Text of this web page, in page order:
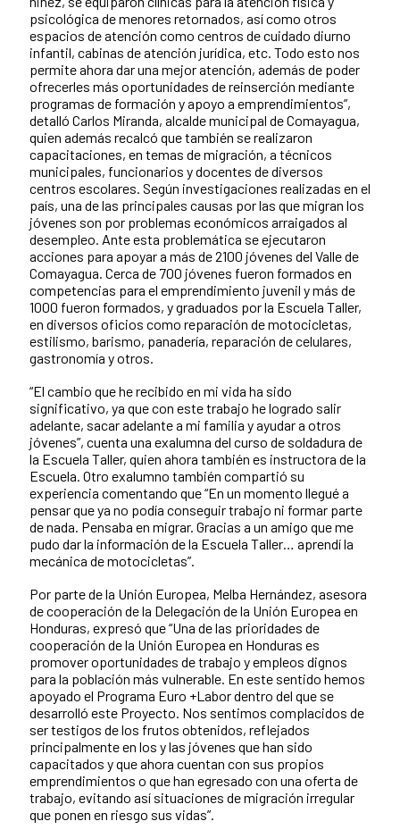
psicológica de menores retornados, así como otros
espacios de atención como centros de cuidado diurno
infantil, cabinas de atención jurídica, etc. Todo esto nos
permite ahora dar una mejor atención, además de poder
ofrecerles más oportunidades de reinserción mediante
programas de formación y apoyo a emprendimientos”,
detalló Carlos Miranda, alcalde municipal de Comayagua,
quien además recalcó que también se realizaron
capacitaciones, en temas de migración, a técnicos
municipales, funcionarios y docentes de diversos
centros escolares. Según investigaciones realizadas en el
país, una de las principales causas por las que migran los
jóvenes son por problemas económicos arraigados al
desempleo. Ante esta problemática se ejecutaron
acciones para apoyar a más de 2100 jóvenes del Valle de
Comayagua. Cerca de 700 jóvenes fueron formados en
competencias para el emprendimiento juvenil y más de
1000 fueron formados, y graduados por la Escuela Taller,
en diversos oficios como reparación de motocicletas,
estilismo, barismo, panadería, reparación de celulares,
gastronomía y otros.
“El cambio que he recibido en mi vida ha sido
significativo, ya que con este trabajo he logrado salir
adelante, sacar adelante a mi familia y ayudar a otros
jóvenes”, cuenta una exalumna del curso de soldadura de
la Escuela Taller, quien ahora también es instructora de la
Escuela. Otro exalumno también compartió su
experiencia comentando que “En un momento llegué a
pensar que ya no podía conseguir trabajo ni formar parte
de nada. Pensaba en migrar. Gracias a un amigo que me
pudo dar la información de la Escuela Taller… aprendí la
mecánica de motocicletas”.
Por parte de la Unión Europea, Melba Hernández, asesora
de cooperación de la Delegación de la Unión Europea en
Honduras, expresó que “Una de las prioridades de
cooperación de la Unión Europea en Honduras es
promover oportunidades de trabajo y empleos dignos
para la población más vulnerable. En este sentido hemos
apoyado el Programa Euro +Labor dentro del que se
desarrolló este Proyecto. Nos sentimos complacidos de
ser testigos de los frutos obtenidos, reflejados
principalmente en los y las jóvenes que han sido
capacitados y que ahora cuentan con sus propios
emprendimientos o que han egresado con una oferta de
trabajo, evitando así situaciones de migración irregular
que ponen en riesgo sus vidas”.